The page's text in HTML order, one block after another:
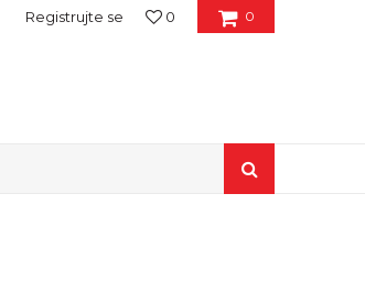
0
0
Registrujte se